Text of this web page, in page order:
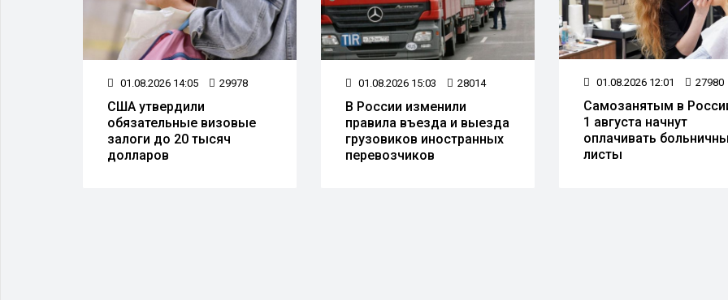
01.08.2026 14:05 29978
США утвердили
обязательные визовые
залоги до 20 тысяч
долларов
01.08.2026 15:03 28014
В России изменили
правила въезда и выезда
грузовиков иностранных
перевозчиков
01.08.2026 12:01 27980
Самозанятым в
1 августа начнут
оплачивать
листы